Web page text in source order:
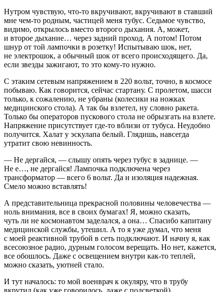
Нутром чувствую, что-то вкручивают, вкручивают в ставший
мне чем-то родным, частицей меня тубус. Седьмое чувство,
видимо, открылось вместо второго дыхания. А, может,
и второе дыхание… через задний проход. А потом! Потом
шнур от той лампочки в розетку! Испытываю шок, нет,
не электрошок, а обычный шок от всего происходящего. Да,
если звезды зажигают, то это кому-то нужно.
С этаким сетевым напряжением в 220 вольт, точно, в космосе
побываю. Как говорится, сейчас стартану. С пролетом, шасси
только, к сожалению, не убраны (колесики на ножках
медицинского стола). А так бы взлетел, ну словно ракета.
Только бы операторов пускового стола не обрызгать на взлете.
Напряжение присутствует где-то вблизи от тубуса. Неудобно
получится. Халат у эскулапа белый. Глядишь, навсегда
утратит свою невинность.
— Не дергайся, — слышу опять через тубус в заднице. —
Не е…, не дергайся! Лампочка подключена через
трансформатор — всего 6 вольт. Да и изоляция надежная.
Смело можно вставлять!
А представительница прекрасной половины человечества —
ноль внимания, все в своих бумагах! Я, можно сказать,
чуть ли не космонавтом заделался, а она… Спасибо капитану
медицинской службы, утешил. А то я уже думал, что меня
с моей реактивной трубой в сеть подключают. И начну я, как
всесоюзное радио, дурным голосом верещать. Но нет, кажется,
все обошлось. Даже с освещением внутри как-то теплей,
можно сказать, уютней стало.
И тут началось: то мой военврач к окуляру, что в трубу